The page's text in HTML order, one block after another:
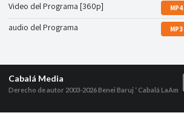
Video del Programa [360p] MP4
audio del Programa MP3
Cabalá Media
Derecho de autor 2003-2026Benei Baruj ‘ Cabalá LaAm